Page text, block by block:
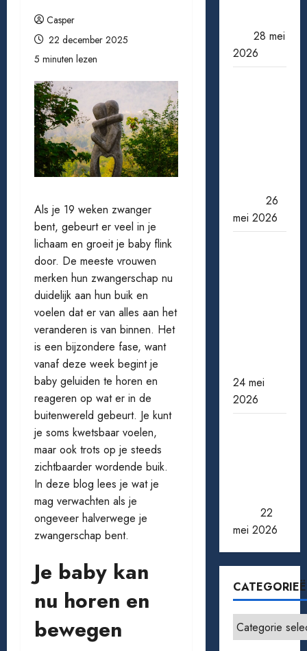
Casper
22 december 2025
5 minuten lezen
Als je 19 weken zwanger
bent, gebeurt er veel in je
lichaam en groeit je baby flink
door. De meeste vrouwen
merken hun zwangerschap nu
duidelijk aan hun buik en
voelen dat er van alles aan het
veranderen is van binnen. Het
is een bijzondere fase, want
vanaf deze week begint je
baby geluiden te horen en
reageren op wat er in de
buitenwereld gebeurt. Je kunt
je soms kwetsbaar voelen,
maar ook trots op je steeds
zichtbaarder wordende buik.
In deze blog lees je wat je
mag verwachten als je
ongeveer halverwege je
zwangerschap bent.
Je baby kan
nu horen en
bewegen
28 mei
2026
26
mei 2026
24 mei
2026
22
mei 2026
Categorieën